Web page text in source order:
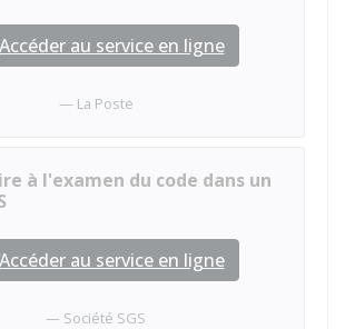
Accéder au service en ligne
La Poste
à l'examen du code dans un
Accéder au service en ligne
Société SGS